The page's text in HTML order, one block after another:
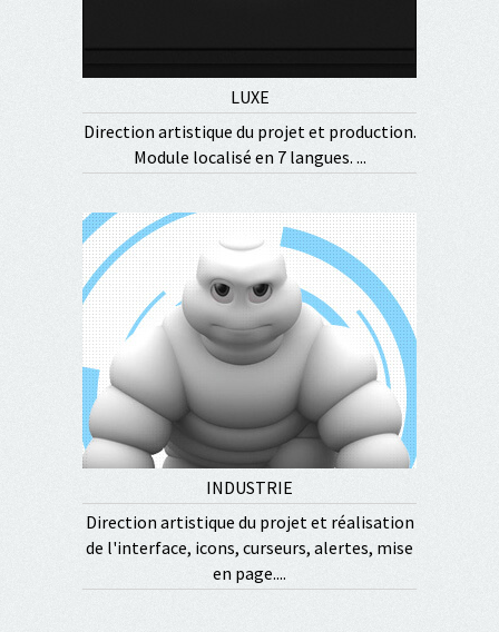
LUXE
Direction artistique du projet et production.
Module localisé en 7 langues. ...
INDUSTRIE
Direction artistique du projet et réalisation
de l'interface, icons, curseurs, alertes, mise
en page....